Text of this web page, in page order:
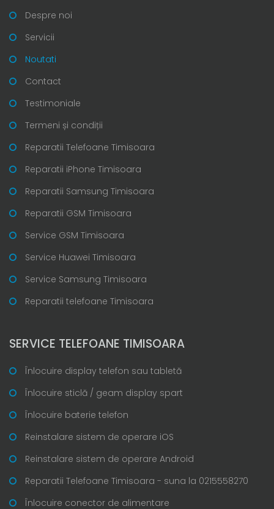
Despre noi
Servicii
Noutati
Contact
Testimoniale
Termeni și condiții
Reparatii Telefoane Timisoara
Reparatii iPhone Timisoara
Reparatii Samsung Timisoara
Reparatii GSM Timisoara
Service GSM Timisoara
Service Huawei Timisoara
Service Samsung Timisoara
Reparatii telefoane Timisoara
SERVICE TELEFOANE TIMISOARA
Înlocuire display telefon sau tabletă
Înlocuire sticlă / geam display spart
Înlocuire baterie telefon
Reinstalare sistem de operare iOS
Reinstalare sistem de operare Android
Reparatii Telefoane Timisoara - suna la 0215558270
Înlocuire conector de alimentare